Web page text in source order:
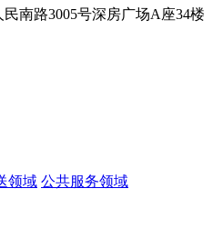
南路3005号深房广场A座34楼
领域 公共服务领域